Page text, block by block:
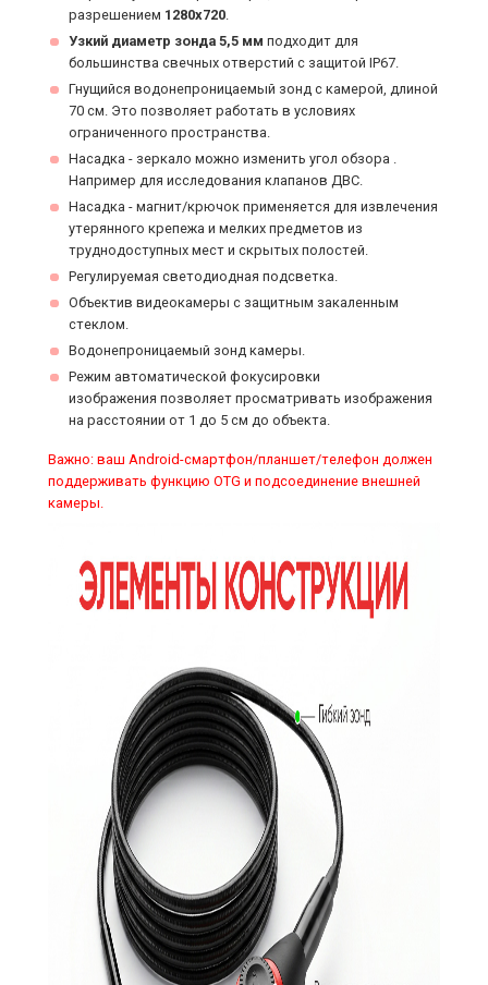
разрешением 1280x720.
Узкий диаметр зонда 5,5 мм подходит для
большинства свечных отверстий с защитой IP67.
Гнущийся водонепроницаемый зонд с камерой, длиной
70 см. Это позволяет работать в условиях
ограниченного пространства.
Насадка - зеркало можно изменить угол обзора .
Например для исследования клапанов ДВС.
Насадка - магнит/крючок применяется для извлечения
утерянного крепежа и мелких предметов из
труднодоступных мест и скрытых полостей.
Регулируемая светодиодная подсветка.
Объектив видеокамеры с защитным закаленным
стеклом.
Водонепроницаемый зонд камеры.
Режим автоматической фокусировки
изображения позволяет просматривать изображения
на расстоянии от 1 до 5 cм до объекта.
Важно: ваш Android-смартфон/планшет/телефон должен
поддерживать функцию OTG и подсоединение внешней
камеры.